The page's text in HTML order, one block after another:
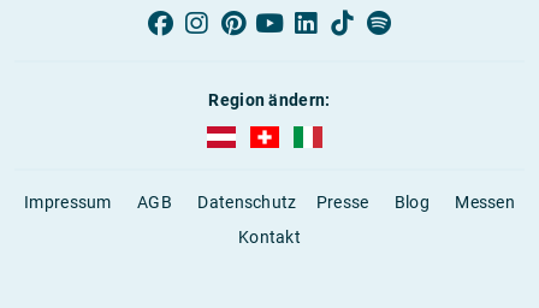
Region ändern:
AUBI-plus Österreich (deutsch)
Impressum AGB Datenschutz Presse Blog
Messen
Kontakt